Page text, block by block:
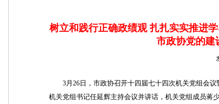
树立和践行正确政绩观 扎扎实实推进
市政协党的建
3月26日，市政协召开十四届七十四次机关党组会议
机关党组书记任延辉主持会议并讲话，机关党组成员蒋